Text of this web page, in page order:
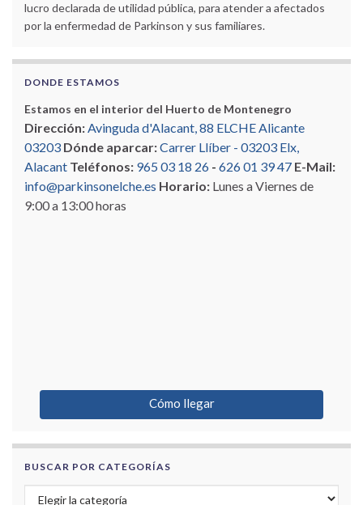
lucro declarada de utilidad pública, para atender a afectados
por la enfermedad de Parkinson y sus familiares.
DONDE ESTAMOS
Estamos en el interior del Huerto de Montenegro
Dirección:Avinguda d'Alacant, 88 ELCHE Alicante
03203 Dónde aparcar:Carrer Llíber - 03203 Elx,
Alacant Teléfonos: 965 03 18 26 - 626 01 39 47 E-Mail:
info@parkinsonelche.es Horario: Lunes a Viernes de
9:00 a 13:00 horas
Cómo llegar
BUSCAR POR CATEGORÍAS
Buscar por categorías